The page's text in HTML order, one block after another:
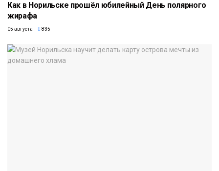
Как в Норильске прошёл юбилейный День полярного
жирафа
05 августа 835